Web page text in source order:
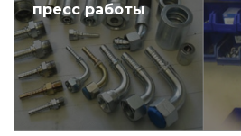
пресс работы